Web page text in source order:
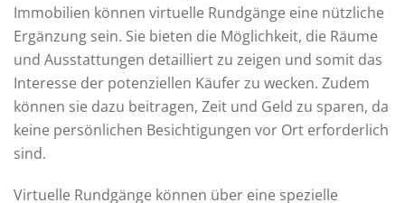
Immobilien können virtuelle Rundgänge eine nützliche
Ergänzung sein. Sie bieten die Möglichkeit, die Räume
und Ausstattungen detailliert zu zeigen und somit das
Interesse der potenziellen Käufer zu wecken. Zudem
können sie dazu beitragen, Zeit und Geld zu sparen, da
keine persönlichen Besichtigungen vor Ort erforderlich
sind.
Virtuelle Rundgänge können über eine spezielle